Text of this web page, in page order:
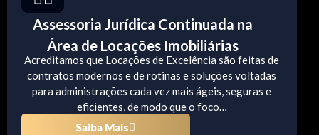
Assessoria Jurídica Continuada na
Área de Locações Imobiliárias
Acreditamos que Locações de Excelência são feitas de
contratos modernos e de rotinas e soluções voltadas
para administrações cada vez mais ágeis, seguras e
eficientes, de modo que o foco…
Saiba Mais